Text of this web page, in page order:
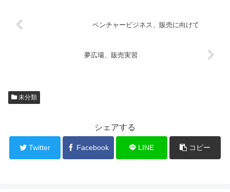
ベンチャービジネス、販売に向けて
夢広場、販売実習
未分類
シェアする
Twitter Facebook LINE コピー